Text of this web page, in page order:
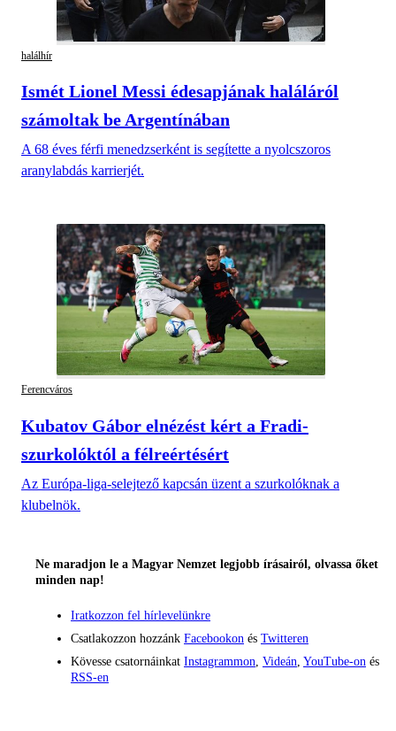
halálhír
Ismét Lionel Messi édesapjának haláláról
számoltak be Argentínában
A 68 éves férfi menedzserként is segítette a nyolcszoros
aranylabdás karrierjét.
Ferencváros
Kubatov Gábor elnézést kért a Fradi-
szurkolóktól a félreértésért
Az Európa-liga-selejtező kapcsán üzent a szurkolóknak a
klubelnök.
Ne maradjon le a Magyar Nemzet legjobb írásairól, olvassa őket
minden nap!
Iratkozzon fel hírlevelünkre
Csatlakozzon hozzánk Facebookon és Twitteren
Kövesse csatornáinkat Instagrammon, Videán, YouTube-on és
RSS-en